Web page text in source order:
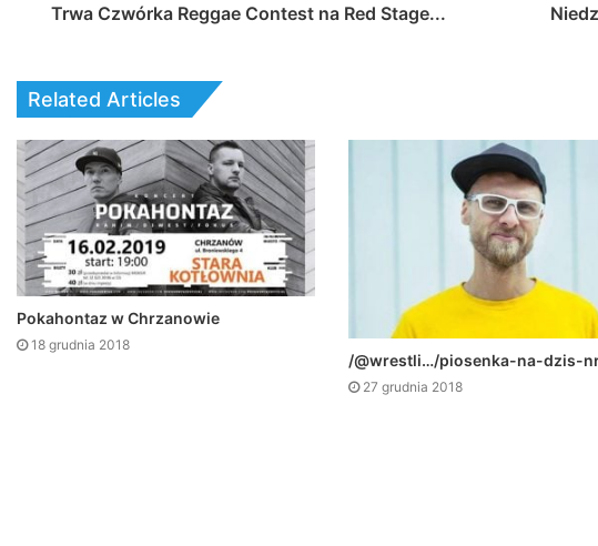
Trwa Czwórka Reggae Contest na Red Stage...
Related Articles
Pokahontaz w Chrzanowie
18 grudnia 2018
/@wrestli…/piosenka-na-dzis-
27 grudnia 2018